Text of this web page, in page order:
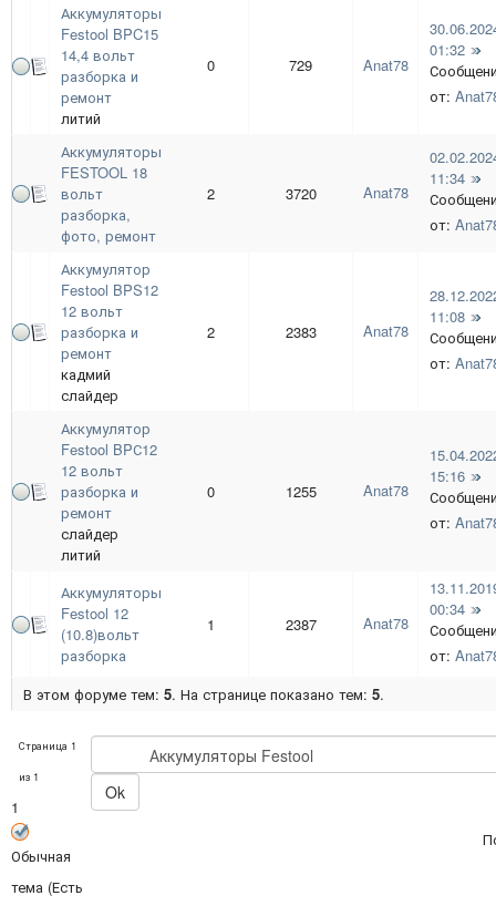
Аккумуляторы
Festool BPC15
14,4 вольт
разборка и
ремонт
литий
0 729 Anat78
01:32
от:
Аккумуляторы
FESTOOL 18
вольт
разборка,
фото, ремонт
2 3720 Anat78
11:34
от:
Аккумулятор
Festool BPS12
12 вольт
разборка и
ремонт
кадмий
слайдер
2 2383 Anat78
11:08
от:
Аккумулятор
Festool BPС12
12 вольт
разборка и
ремонт
слайдер
литий
0 1255 Anat78
15:16
от:
Аккумуляторы
Festool 12
(10.8)вольт
разборка
1 2387 Anat78
00:34
от:
В этом форуме тем: 5. На странице показано тем: 5.
Страница 1
из 1
1
Обычная
тема (Есть